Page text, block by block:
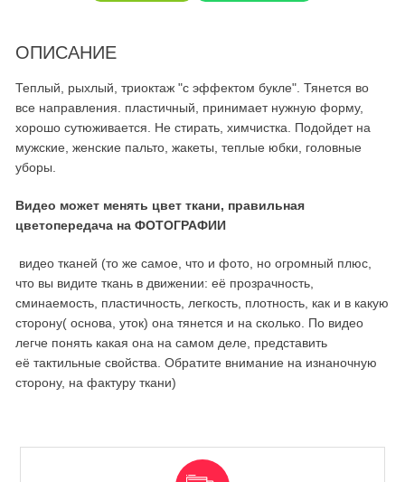
ОПИСАНИЕ
Теплый, рыхлый, триоктаж "с эффектом букле". Тянется во
все направления. пластичный, принимает нужную форму,
хорошо сутюживается. Не стирать, химчистка. Подойдет на
мужские, женские пальто, жакеты, теплые юбки, головные
уборы.
Видео может менять цвет ткани, правильная
цветопередача на ФОТОГРАФИИ
видео тканей (то же самое, что и фото, но огромный плюс,
что вы видите ткань в движении: её прозрачность,
сминаемость, пластичность, легкость, плотность, как и в какую
сторону( основа, уток) она тянется и на сколько. По видео
легче понять какая она на самом деле, представить
её тактильные свойства. Обратите внимание на изнаночную
сторону, на фактуру ткани)